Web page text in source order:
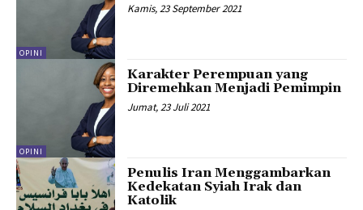
OPINI
Kamis, 23 September 2021
OPINI
Karakter Perempuan yang
Diremehkan Menjadi Pemimpin
Jumat, 23 Juli 2021
Penulis Iran Menggambarkan
Kedekatan Syiah Irak dan
Katolik